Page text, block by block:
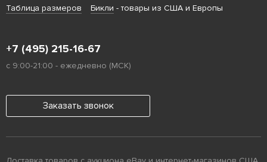
Таблица размеров
Бикли - товары из США и Европы
+7 (495) 215-16-67
с 9:00-21:00 - ежедневно (МСК)
Заказать звонок